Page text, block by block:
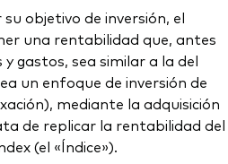
objetivo de inversión, el
una rentabilidad que, antes
gastos, sea similar a la del
un enfoque de inversión de
mediante la adquisición
de replicar la rentabilidad del
(el «Índice»).